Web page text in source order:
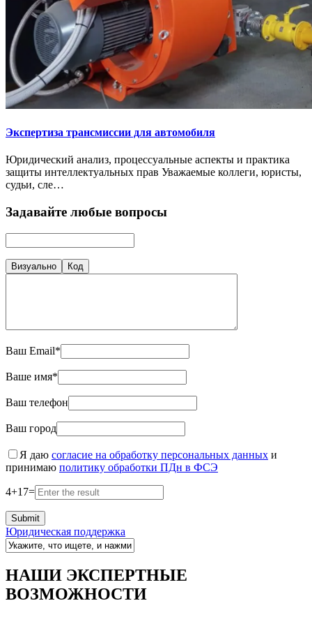
Экспертиза трансмиссии для автомобиля
Юридический анализ, процессуальные аспекты и практика
защиты интеллектуальных прав Уважаемые коллеги, юристы,
судьи, сле…
Задавайте любые вопросы
Визуально Код
Ваш Email*
Ваше имя*
Ваш телефон
Ваш город
Я даю согласие на обработку персональных данных и
принимаю политику обработки ПДн в ФСЭ
4+17=
Юридическая поддержка
НАШИ ЭКСПЕРТНЫЕ
ВОЗМОЖНОСТИ